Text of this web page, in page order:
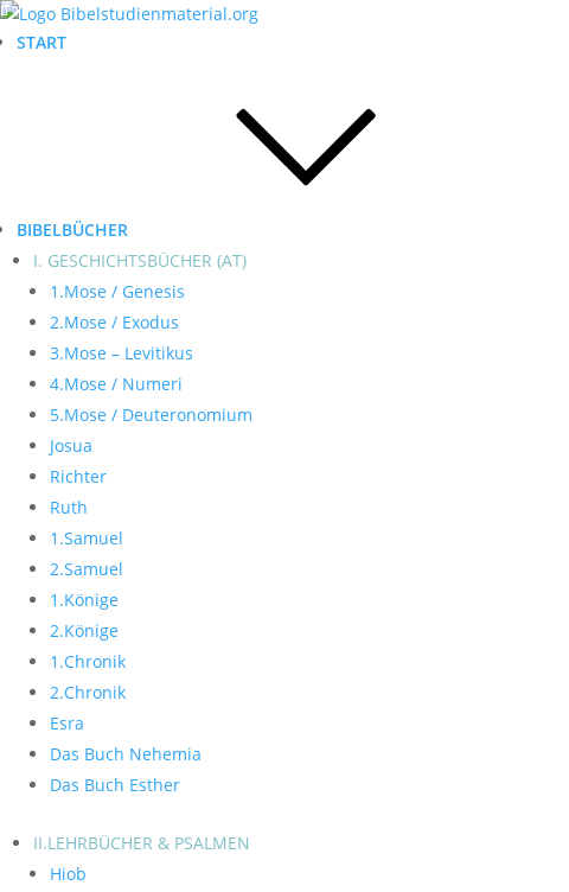
START
BIBELBÜCHER
I. GESCHICHTSBÜCHER (AT)
1.Mose / Genesis
2.Mose / Exodus
3.Mose – Levitikus
4.Mose / Numeri
5.Mose / Deuteronomium
Josua
Richter
Ruth
1.Samuel
2.Samuel
1.Könige
2.Könige
1.Chronik
2.Chronik
Esra
Das Buch Nehemia
Das Buch Esther
II.LEHRBÜCHER & PSALMEN
Hiob